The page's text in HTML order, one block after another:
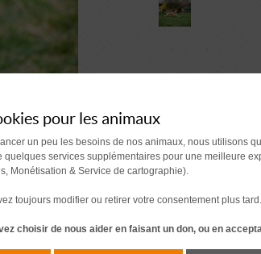
pour les animaux
un peu les besoins de nos animaux, nous utilisons
quelques services supplémentaires pour une meilleure
Monétisation & Service de cartographie).
toujours modifier ou retirer votre consentement plus tard.
choisir de nous aider en faisant un don, ou en